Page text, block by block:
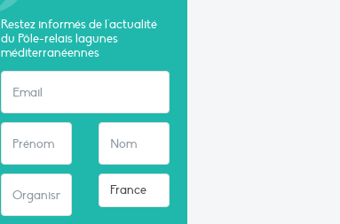
Restez informés de l'actualité
du Pôle-relais lagunes
méditerranéennes